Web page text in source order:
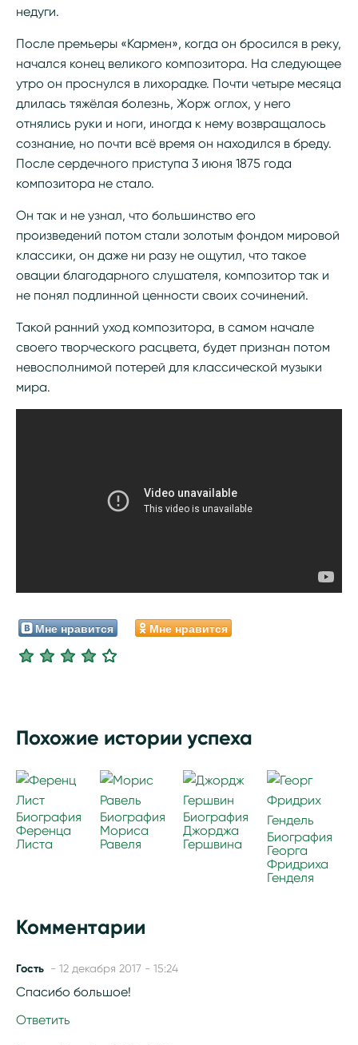
недуги.
После премьеры «Кармен», когда он бросился в реку,
начался конец великого композитора. На следующее
утро он проснулся в лихорадке. Почти четыре месяца
длилась тяжёлая болезнь, Жорж оглох, у него
отнялись руки и ноги, иногда к нему возвращалось
сознание, но почти всё время он находился в бреду.
После сердечного приступа 3 июня 1875 года
композитора не стало.
Он так и не узнал, что большинство его
произведений потом стали золотым фондом мировой
классики, он даже ни разу не ощутил, что такое
овации благодарного слушателя, композитор так и
не понял подлинной ценности своих сочинений.
Такой ранний уход композитора, в самом начале
своего творческого расцвета, будет признан потом
невосполнимой потерей для классической музыки
мира.
Мне нравится Мне нравится
Похожие истории успеха
Биография
Ференца
Листа
Биография
Мориса
Равеля
Биография
Джорджа
Гершвина
Биография
Георга
Фридриха
Генделя
Комментарии
Гость - 12 декабря 2017 - 15:24
Спасибо большое!
Ответить